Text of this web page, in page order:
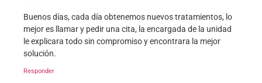
Buenos días, cada día obtenemos nuevos tratamientos, lo
mejor es llamar y pedir una cita, la encargada de la unidad
le explicara todo sin compromiso y encontrara la mejor
solución.
Responder